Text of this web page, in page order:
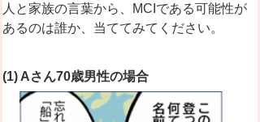
人と家族の言葉から、MCIである可能性が
あるのは誰か、当ててみてください。
(1) Aさん70歳男性の場合